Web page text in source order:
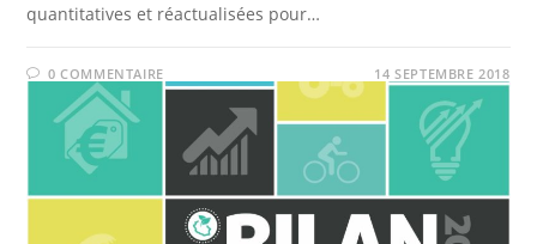
quantitatives et réactualisées pour…
0 COMMENTAIRE 14 SEPTEMBRE 2018